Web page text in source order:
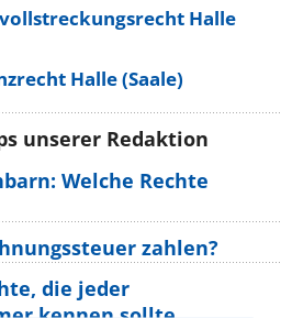
Halle
Halle (Saale)
unserer Redaktion
Welche Rechte
zahlen?
die jeder